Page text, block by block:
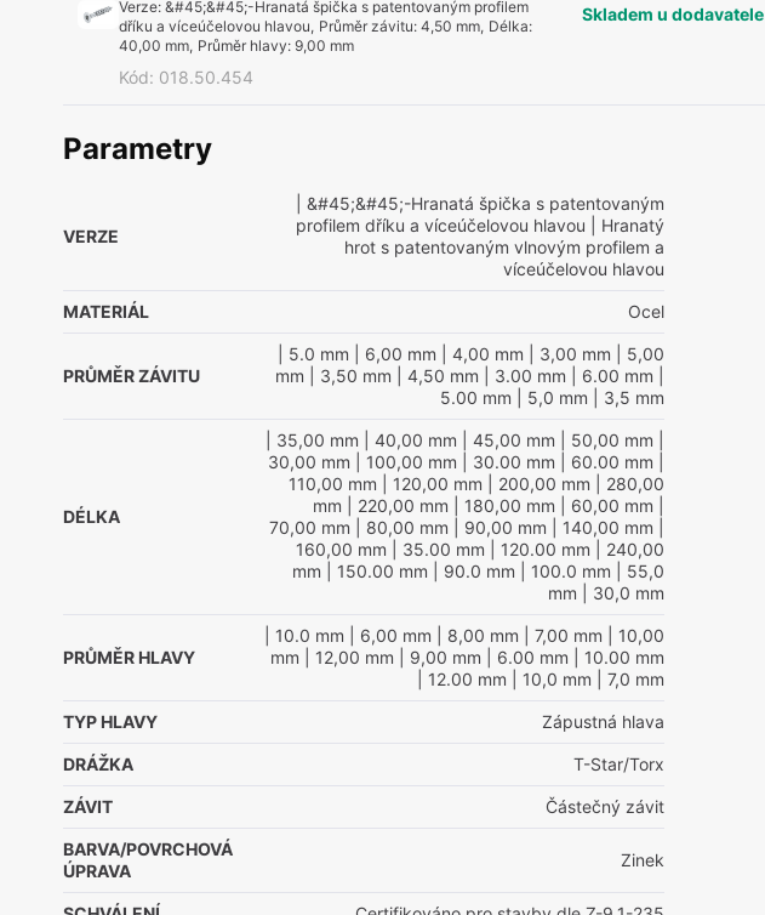
Verze: &#45;&#45;-Hranatá špička s patentovaným profilem
dříku a víceúčelovou hlavou, Průměr závitu: 4,50 mm, Délka:
40,00 mm, Průměr hlavy: 9,00 mm
Kód: 018.50.454
Skladem u dodavatele
Parametry
VERZE
| &#45;&#45;-Hranatá špička s patentovaným
profilem dříku a víceúčelovou hlavou | Hranatý
hrot s patentovaným vlnovým profilem a
víceúčelovou hlavou
MATERIÁL Ocel
PRŮMĚR ZÁVITU
| 5.0 mm | 6,00 mm | 4,00 mm | 3,00 mm | 5,00
mm | 3,50 mm | 4,50 mm | 3.00 mm | 6.00 mm
5.00 mm | 5,0 mm | 3,5 mm
DÉLKA
| 35,00 mm | 40,00 mm | 45,00 mm | 50,00 mm
30,00 mm | 100,00 mm | 30.00 mm | 60.00 mm
110,00 mm | 120,00 mm | 200,00 mm | 280,00
mm | 220,00 mm | 180,00 mm | 60,00 mm
70,00 mm | 80,00 mm | 90,00 mm | 140,00 mm
160,00 mm | 35.00 mm | 120.00 mm | 240,00
mm | 150.00 mm | 90.0 mm | 100.0 mm | 55,0
mm | 30,0 mm
PRŮMĚR HLAVY
| 10.0 mm | 6,00 mm | 8,00 mm | 7,00 mm | 10,00
mm | 12,00 mm | 9,00 mm | 6.00 mm | 10.00 mm
| 12.00 mm | 10,0 mm | 7,0 mm
TYP HLAVY Zápustná hlava
DRÁŽKA T-Star/Torx
ZÁVIT Částečný závit
BARVA/POVRCHOVÁ
ÚPRAVA
Zinek